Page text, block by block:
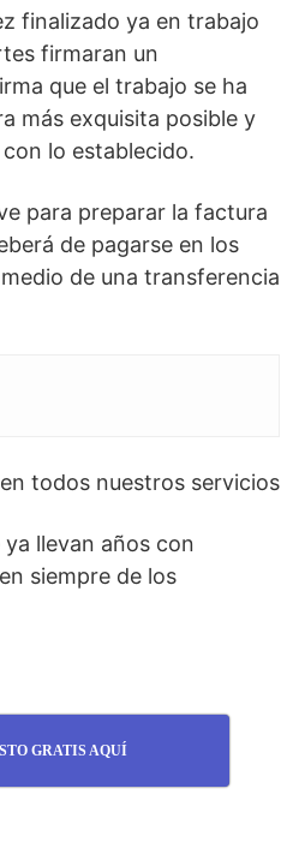
finalizado ya en trabajo
firmaran un
que el trabajo se ha
más exquisita posible y
lo establecido.
para preparar la factura
de pagarse en los
de una transferencia
todos nuestros servicios
llevan años con
siempre de los
GRATIS AQUÍ